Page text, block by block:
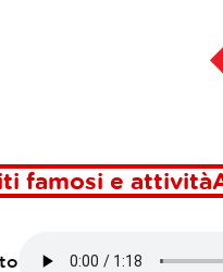
famosi e attività